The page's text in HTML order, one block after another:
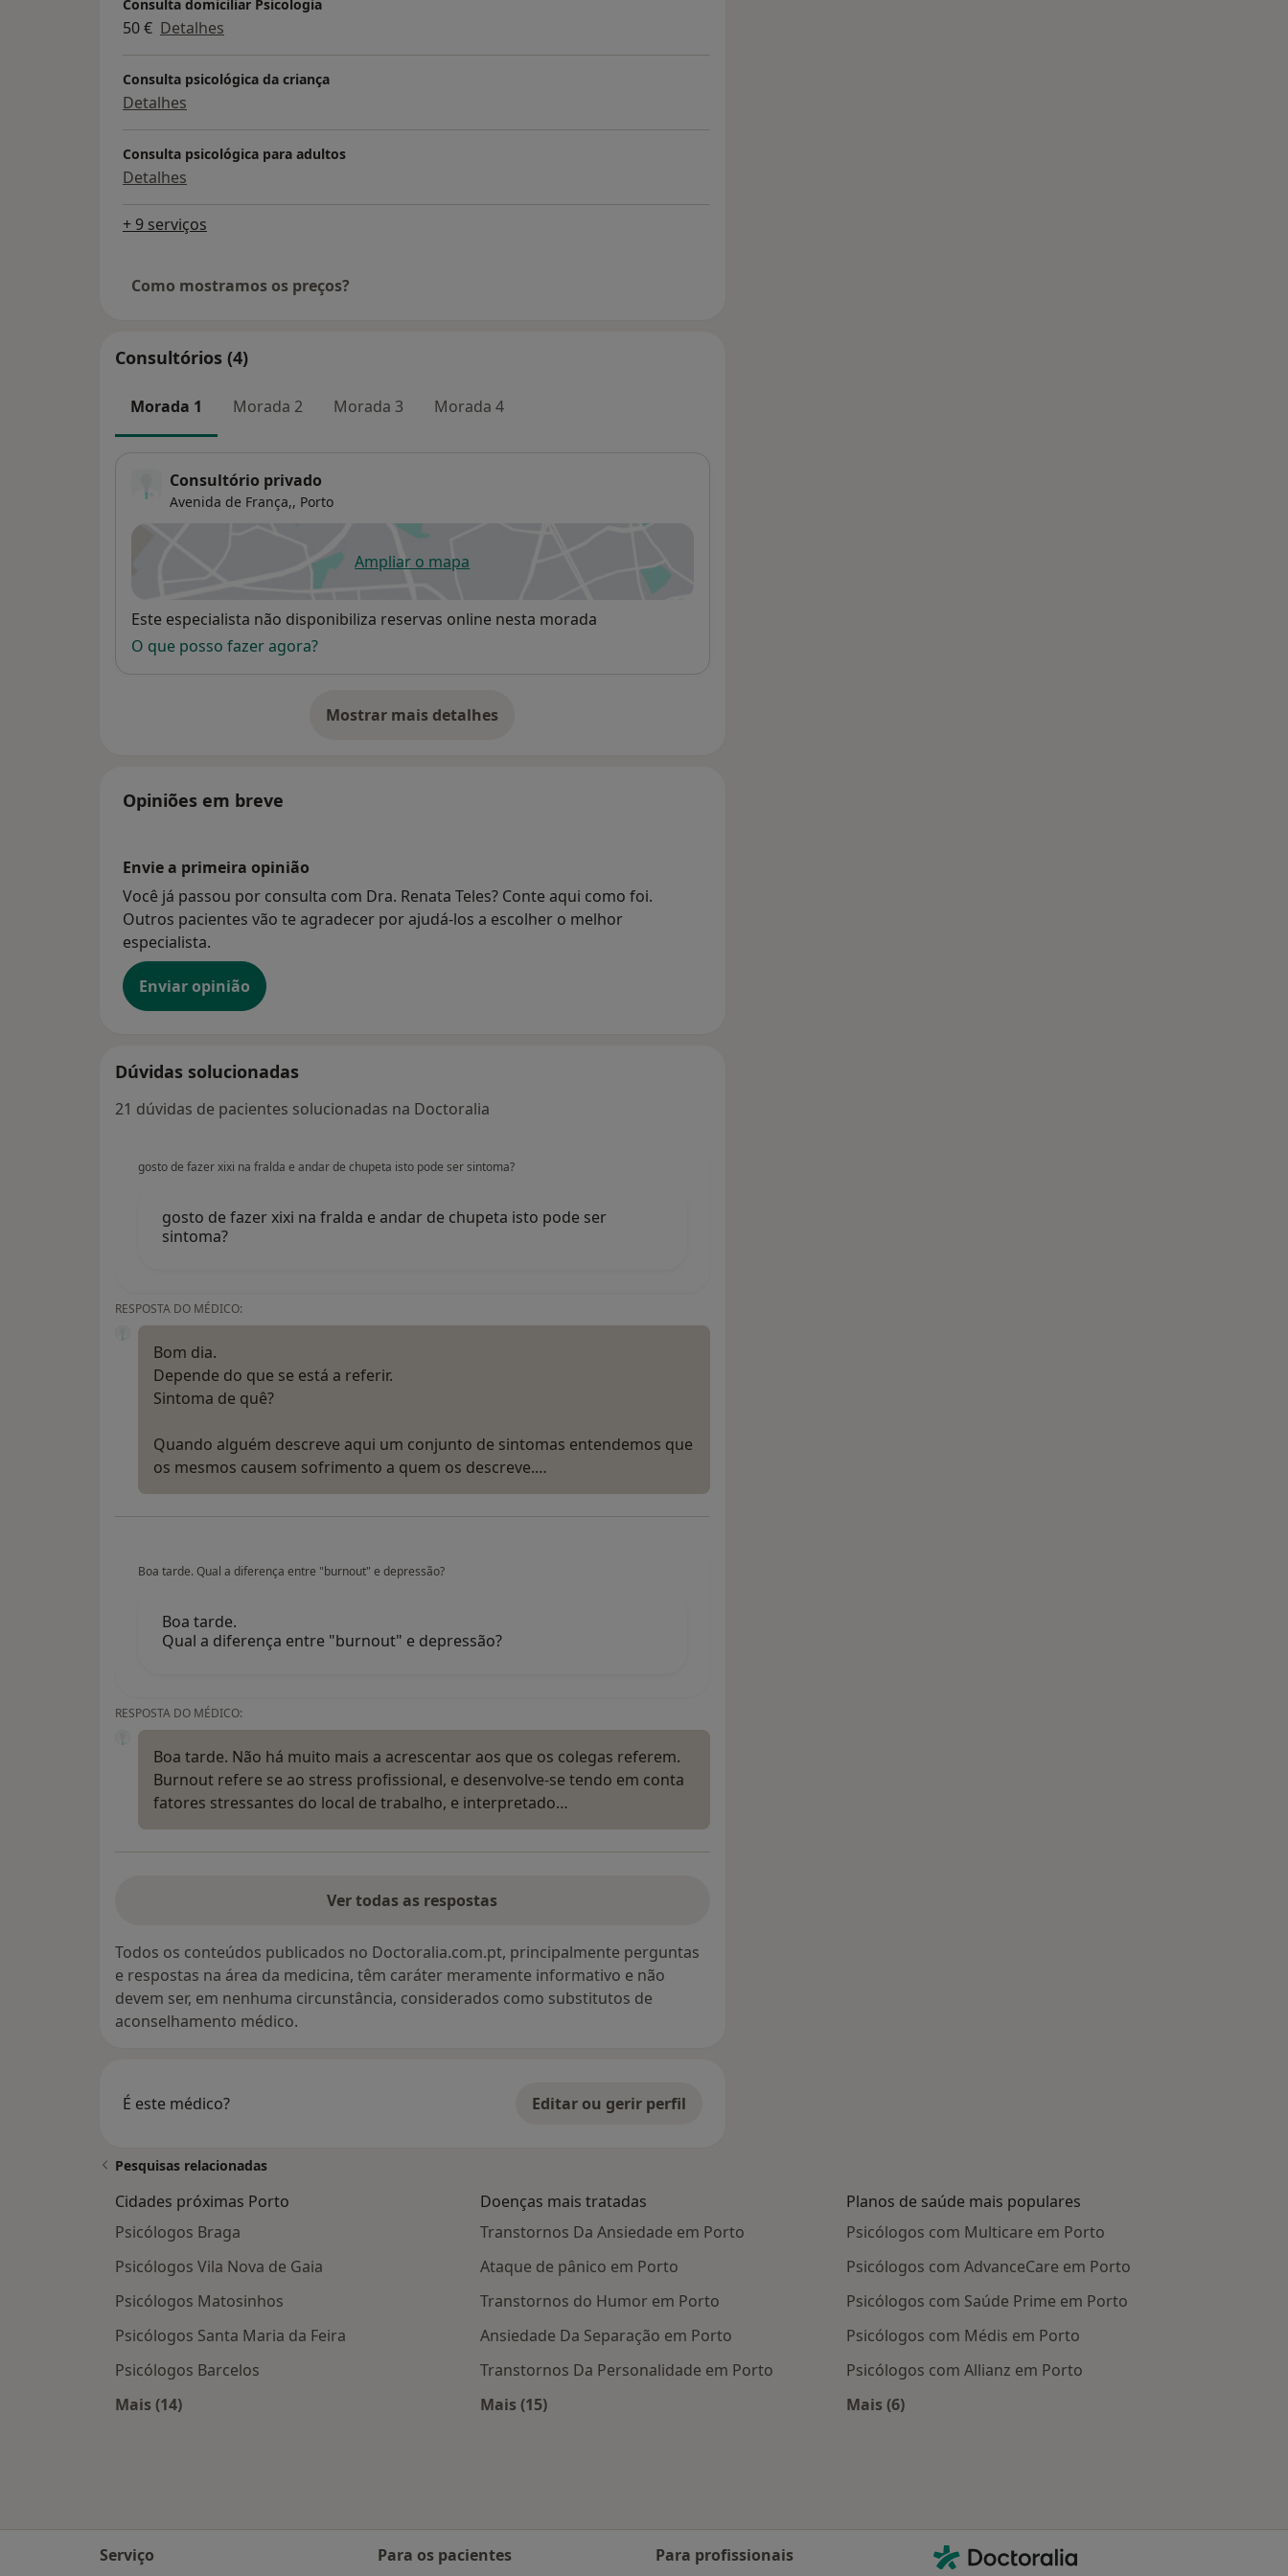
Consulta domiciliar Psicologia
50 € Detalhes
Consulta psicológica da criança
Detalhes
Consulta psicológica para adultos
Detalhes
+ 9 serviços
Como mostramos os preços?
Consultórios (4)
Morada 1 Morada 2 Morada 3 Morada 4
Consultório privado
Avenida de França,, Porto
Ampliar o mapaabre num novo separador
Disponibilidade
Este especialista não disponibiliza reservas online nesta morada
O que posso fazer agora?
Mostrar mais detalhes
sobre o endereço
Opiniões em breve
Envie a primeira opinião
Você já passou por consulta com Dra. Renata Teles? Conte aqui como foi.
Outros pacientes vão te agradecer por ajudá-los a escolher o melhor
especialista.
Enviar opinião
Dúvidas solucionadas
21 dúvidas de pacientes solucionadas na Doctoralia
gosto de fazer xixi na fralda e andar de chupeta isto pode ser sintoma?
gosto de fazer xixi na fralda e andar de chupeta isto pode ser
sintoma?
RESPOSTA DO MÉDICO:
Bom dia.
Depende do que se está a referir.
Sintoma de quê?
Quando alguém descreve aqui um conjunto de sintomas entendemos que
os mesmos causem sofrimento a quem os descreve.…
Boa tarde. Qual a diferença entre "burnout" e depressão?
Boa tarde.
Qual a diferença entre "burnout" e depressão?
RESPOSTA DO MÉDICO:
Boa tarde. Não há muito mais a acrescentar aos que os colegas referem.
Burnout refere se ao stress profissional, e desenvolve-se tendo em conta
fatores stressantes do local de trabalho, e interpretado…
Ver todas as respostas
Todos os conteúdos publicados no Doctoralia.com.pt, principalmente perguntas
e respostas na área da medicina, têm caráter meramente informativo e não
devem ser, em nenhuma circunstância, considerados como substitutos de
aconselhamento médico.
É este médico? Editar ou gerir perfil
Pesquisas relacionadas
Cidades próximas Porto
Psicólogos Braga
Psicólogos Vila Nova de Gaia
Psicólogos Matosinhos
Psicólogos Santa Maria da Feira
Psicólogos Barcelos
Mais (14)
Doenças mais tratadas
Transtornos Da Ansiedade em Porto
Ataque de pânico em Porto
Transtornos do Humor em Porto
Ansiedade Da Separação em Porto
Transtornos Da Personalidade em Porto
Mais (15)
Planos de saúde mais populares
Psicólogos com Multicare em Porto
Psicólogos com AdvanceCare em Porto
Psicólogos com Saúde Prime em Porto
Psicólogos com Médis em Porto
Psicólogos com Allianz em Porto
Mais (6)
Serviço Para os pacientes Para profissionais Contacto
Doctoralia - Homepage